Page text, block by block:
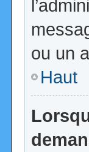
ou un
Haut